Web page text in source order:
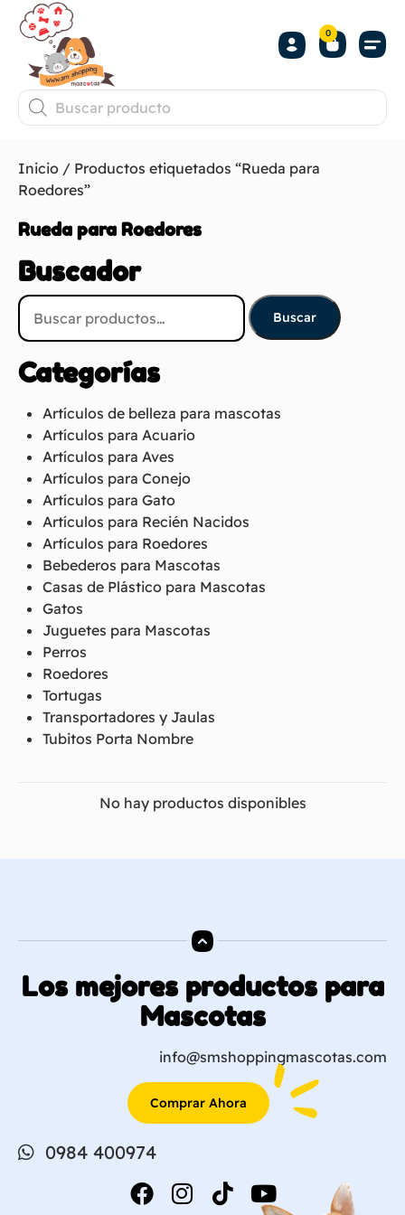
0
Inicio / Productos etiquetados “Rueda para
Roedores”
Rueda para Roedores
Buscador
Buscar
Categorías
Artículos de belleza para mascotas
Artículos para Acuario
Artículos para Aves
Artículos para Conejo
Artículos para Gato
Artículos para Recién Nacidos
Artículos para Roedores
Bebederos para Mascotas
Casas de Plástico para Mascotas
Gatos
Juguetes para Mascotas
Perros
Roedores
Tortugas
Transportadores y Jaulas
Tubitos Porta Nombre
No hay productos disponibles
Los mejores productos para
Mascotas
info@smshoppingmascotas.com
Comprar Ahora
0984 400974